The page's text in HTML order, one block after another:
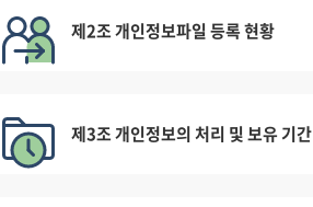
제2조 개인정보파일 등록 현황
제3조 개인정보의 처리 및 보유 기간